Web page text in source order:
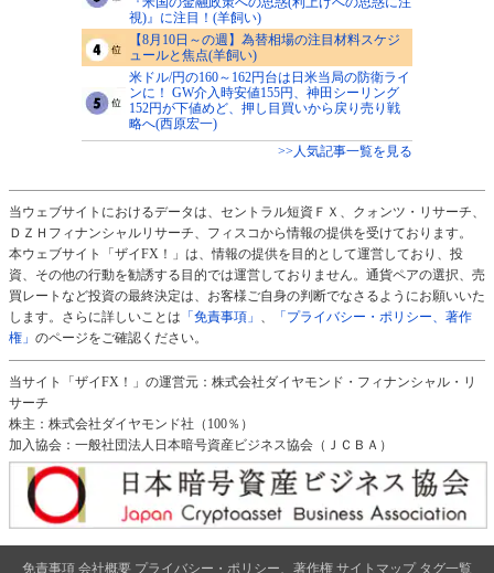
視)』に注目！(羊飼い)
【8月10日～の週】為替相場の注目材料スケジ
ュールと焦点(羊飼い)
米ドル/円の160～162円台は日米当局の防衛ライ
ンに！ GW介入時安値155円、神田シーリング
152円が下値めど、押し目買いから戻り売り戦
略へ(西原宏一)
>>人気記事一覧を見る
当ウェブサイトにおけるデータは、セントラル短資ＦＸ、クォンツ・リサーチ、
ＤＺＨフィナンシャルリサーチ、フィスコから情報の提供を受けております。
本ウェブサイト「ザイFX！」は、情報の提供を目的として運営しており、投
資、その他の行動を勧誘する目的では運営しておりません。通貨ペアの選択、売
買レートなど投資の最終決定は、お客様ご自身の判断でなさるようにお願いいた
します。さらに詳しいことは 「免責事項」 、
「プライバシー・ポリシー、著作
権」 のページをご確認ください。
当サイト「ザイFX！」の運営元：株式会社ダイヤモンド・フィナンシャル・リ
サーチ
株主：株式会社ダイヤモンド社（100％）
加入協会：一般社団法人日本暗号資産ビジネス協会（ＪＣＢＡ）
免責事項 会社概要 プライバシー・ポリシー、著作権 サイトマップ タグ一覧